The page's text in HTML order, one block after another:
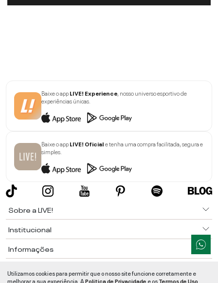
Baixe o appLIVE! Experience, nosso universo esportivo de
experiências únicas.
Baixe o appLIVE! Oficiale tenha uma compra facilitada, segura e
simples.
Sobre a LIVE!
Institucional
Informações
Utilizamos cookies para permitir que o nosso site funcione corretamente e
melhorar a sua experiência. APolitica de Privacidade e osTermos de Uso